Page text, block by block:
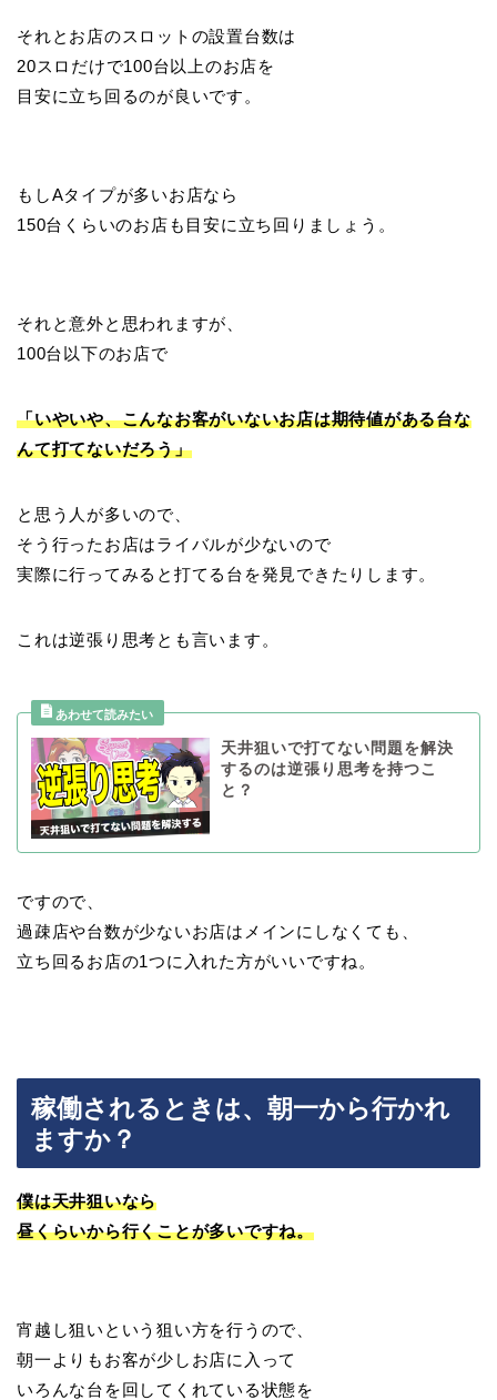
それとお店のスロットの設置台数は
20スロだけで100台以上のお店を
目安に立ち回るのが良いです。
もしAタイプが多いお店なら
150台くらいのお店も目安に立ち回りましょう。
それと意外と思われますが、
100台以下のお店で
「いやいや、こんなお客がいないお店は期待値がある台な
んて打てないだろう」
と思う人が多いので、
そう行ったお店はライバルが少ないので
実際に行ってみると打てる台を発見できたりします。
これは逆張り思考とも言います。
天井狙いで打てない問題を解決
するのは逆張り思考を持つこ
と？
ですので、
過疎店や台数が少ないお店はメインにしなくても、
立ち回るお店の1つに入れた方がいいですね。
稼働されるときは、朝一から行かれ
ますか？
僕は天井狙いなら
昼くらいから行くことが多いですね。
宵越し狙いという狙い方を行うので、
朝一よりもお客が少しお店に入って
いろんな台を回してくれている状態を